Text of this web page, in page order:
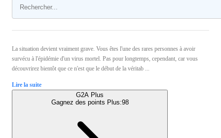
La situation devient vraiment grave. Vous êtes l'une des rares personnes à avoir
survécu à l'épidémie d'un virus mortel. Pas pour longtemps, cependant, car vous
découvrirez bientôt que ce n'est que le début de la véritab ...
Lire la suite
G2A Plus
Gagnez des points Plus:98